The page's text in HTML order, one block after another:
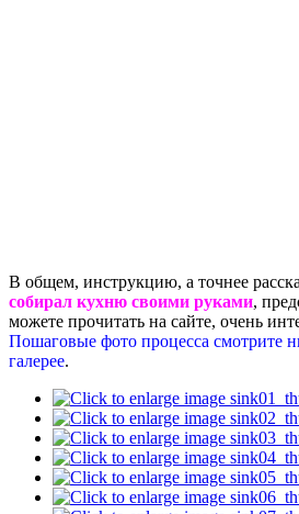
В общем, инструкцию, а точнее
собирал кухню своими руками,
можете прочитать на сайте, очень
Пошаговые фото процесса смотрите
галерее.